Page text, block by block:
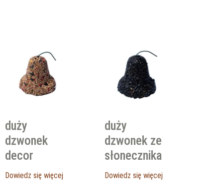
duży
dzwonek
decor
Dowiedz się więcej
duży
dzwonek ze
słonecznika
Dowiedz się więcej